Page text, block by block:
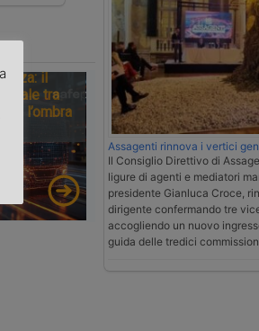
il
tra
e l’ombra
Assagenti rinnova i vertici
Il Consiglio Direttivo di
ligure di agenti e mediatori
presidente Gianluca Croce,
dirigente confermando tre
accogliendo un nuovo
guida delle tredici